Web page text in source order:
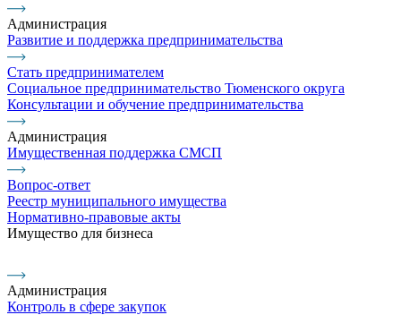
Администрация
Развитие и поддержка предпринимательства
Стать предпринимателем
Социальное предпринимательство Тюменского округа
Консультации и обучение предпринимательства
Администрация
Имущественная поддержка СМСП
Вопрос-ответ
Реестр муниципального имущества
Нормативно-правовые акты
Имущество для бизнеса
Администрация
Контроль в сфере закупок